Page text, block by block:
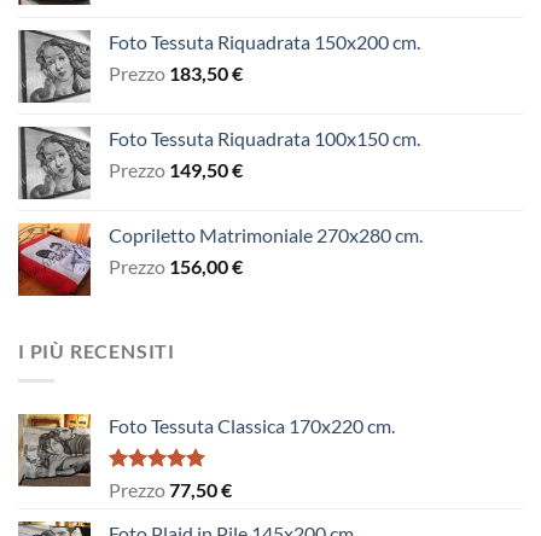
Foto Tessuta Riquadrata 150x200 cm.
Prezzo 183,50€
Foto Tessuta Riquadrata 100x150 cm.
Prezzo 149,50€
Copriletto Matrimoniale 270x280 cm.
Prezzo 156,00€
I PIÙ RECENSITI
Foto Tessuta Classica 170x220 cm.
Valutato
Prezzo77,50€